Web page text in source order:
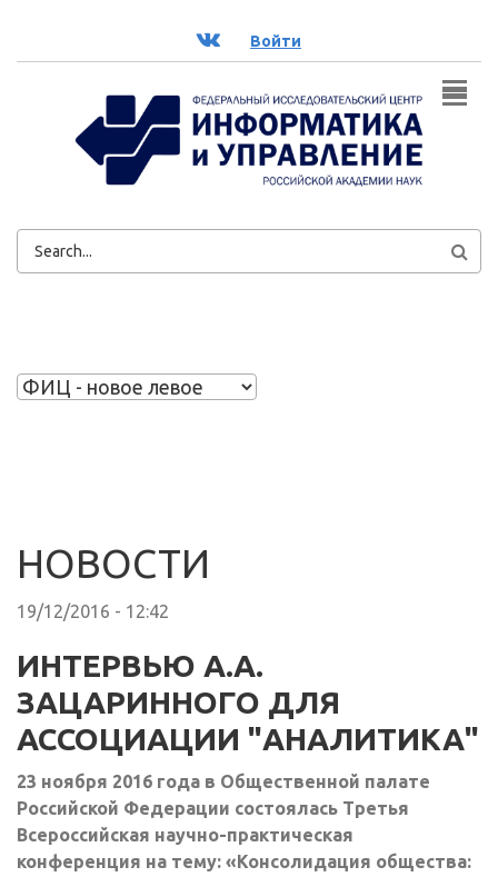
ВК Войти
ФОРМА
НОВОСТИ
19/12/2016 - 12:42
ИНТЕРВЬЮ А.А.
ЗАЦАРИННОГО ДЛЯ
АССОЦИАЦИИ "АНАЛИТИКА"
23 ноября 2016 года в Общественной палате
Российской Федерации состоялась Третья
Всероссийская научно-практическая
конференция на тему: «Консолидация общества: